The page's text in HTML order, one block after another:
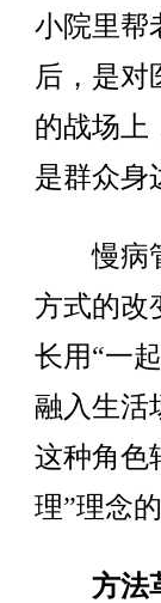
小院里帮
后，是
的战场上
是群众身
慢病管
方式的改
长用“一
融入生活
这种角色
理”理念
方法